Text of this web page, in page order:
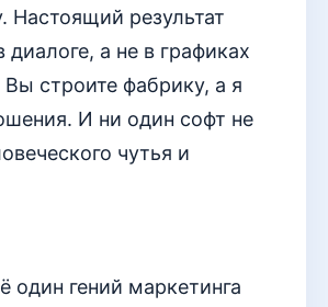
Настоящий результат
диалоге, а не в графиках
строите фабрику, а я
И ни один софт не
чутья и
гений маркетинга